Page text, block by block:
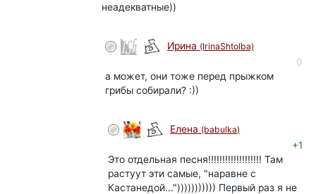
неадекватные))
Ирина (IrinaShtolba)
0
а может, они тоже перед прыжком
грибы собирали? :))
Елена (babulka)
+1
Это отдельная песня!!!!!!!!!!!!!!!!!!! Там
растуут эти самые, "наравне с
Кастанедой..."))))))))))) Первый раз я не